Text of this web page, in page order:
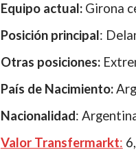
Equipo actual:Girona
Posición principal:
Otras posiciones:
País de Nacimiento:
Nacionalidad:
Valor Transfermarkt: